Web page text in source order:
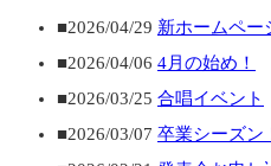
■2026/04/29 新ホームペー
■2026/04/06 4月の始め！
■2026/03/25 合唱イベント
■2026/03/07 卒業シーズン